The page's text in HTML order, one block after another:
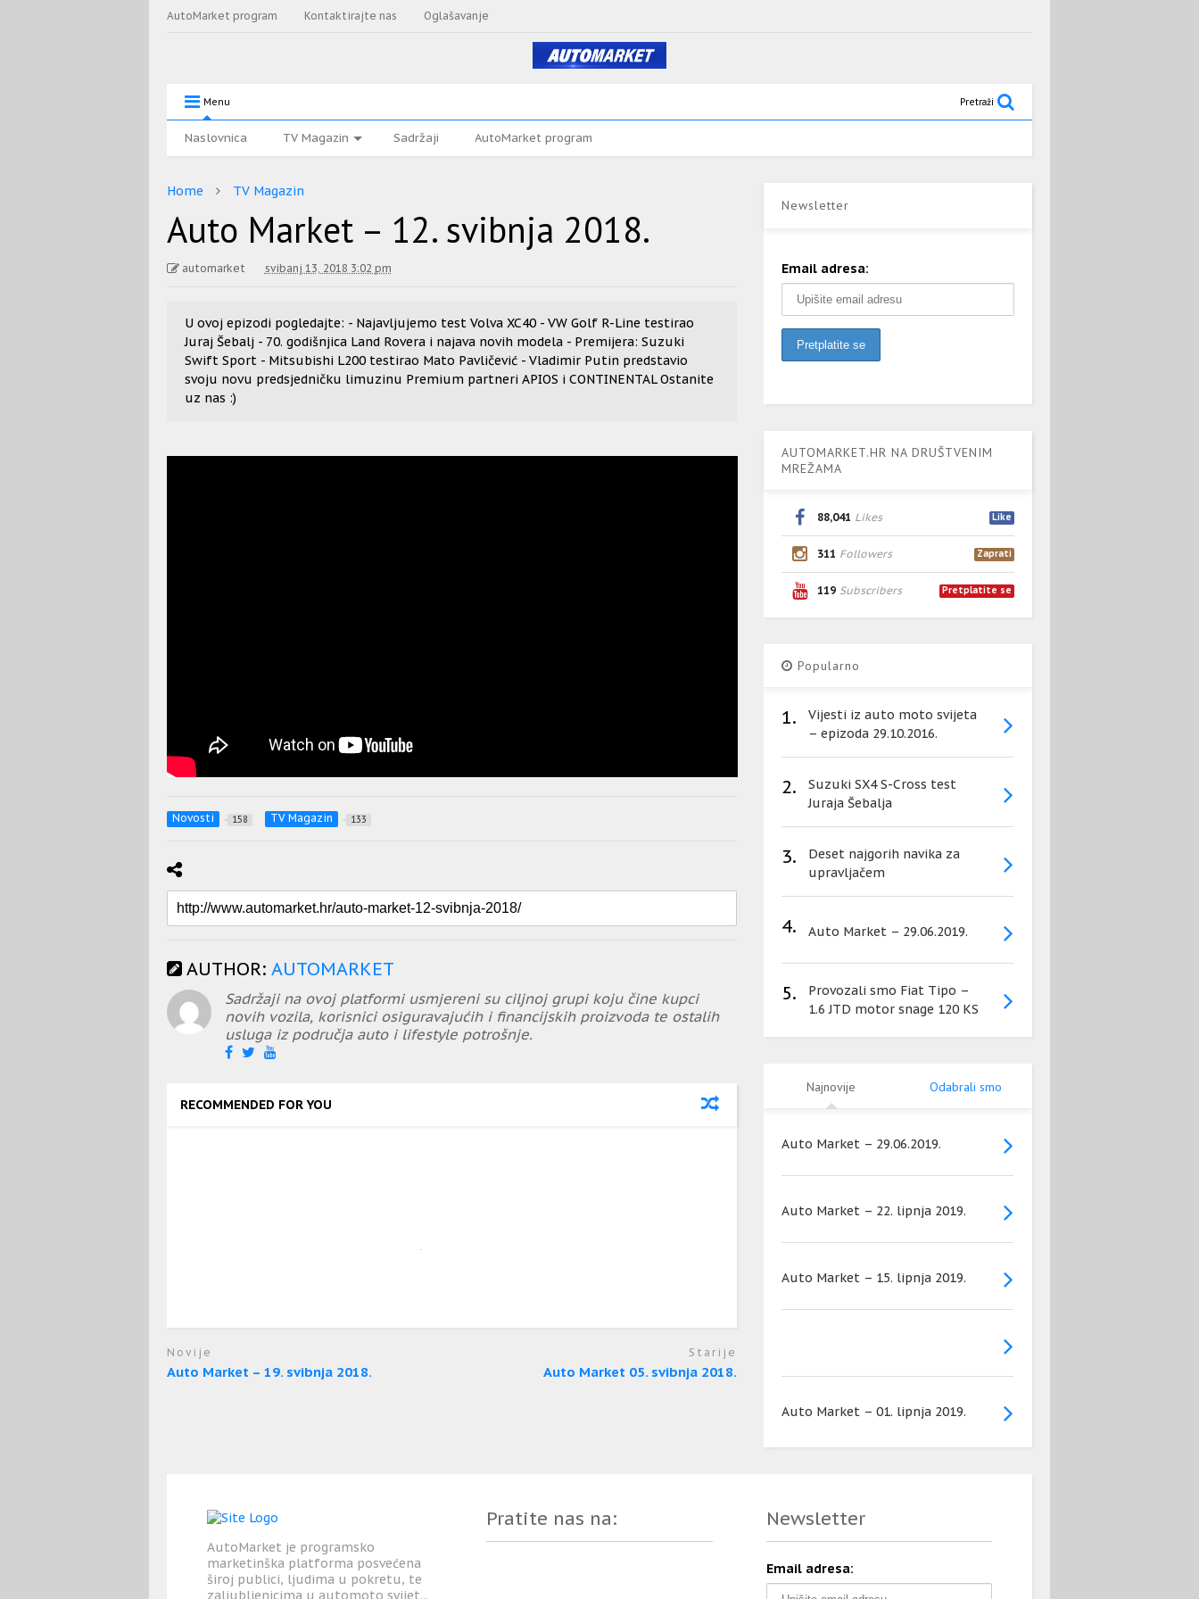
AutoMarket program Kontaktirajte nas Oglašavanje
Menu Pretraži
Naslovnica TV Magazin Sadržaji AutoMarket program
Home TV Magazin
Auto Market – 12. svibnja 2018.
automarket svibanj 13, 2018 3:02 pm
U ovoj epizodi pogledajte: - Najavljujemo test Volva XC40 - VW Golf R-Line testirao
Juraj Šebalj - 70. godišnjica Land Rovera i najava novih modela - Premijera: Suzuki
Swift Sport - Mitsubishi L200 testirao Mato Pavličević - Vladimir Putin predstavio
svoju novu predsjedničku limuzinu Premium partneri APIOS i CONTINENTAL Ostanite
uz nas :)
Novosti 158 TV Magazin 133
AUTHOR: AUTOMARKET
Sadržaji na ovoj platformi usmjereni su ciljnoj grupi koju čine kupci
novih vozila, korisnici osiguravajućih i financijskih proizvoda te ostalih
usluga iz područja auto i lifestyle potrošnje.
RECOMMENDED FOR YOU
Novije
Auto Market – 19. svibnja 2018.
Starije
Auto Market 05. svibnja 2018.
Newsletter
Email adresa:
AUTOMARKET.HR NA DRUŠTVENIM
MREŽAMA
88,041 Likes Like
311 Followers Zaprati
119 Subscribers Pretplatite se
Popularno
1.
Vijesti iz auto moto svijeta
– epizoda 29.10.2016.
2.
Suzuki SX4 S-Cross test
Juraja Šebalja
3.
Deset najgorih navika za
upravljačem
4. Auto Market – 29.06.2019.
5.
Provozali smo Fiat Tipo –
1.6 JTD motor snage 120 KS
Najnovije Odabrali smo
Auto Market – 29.06.2019.
Auto Market – 22. lipnja 2019.
Auto Market – 15. lipnja 2019.
Auto Market – 01. lipnja 2019.
AutoMarket je programsko
marketinška platforma posvećena
široj publici, ljudima u pokretu, te
zaljubljenicima u automoto svijet...
Pratite nas na: Newsletter
Email adresa: